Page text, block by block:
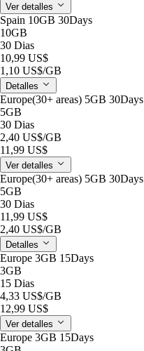
Ver detalles
Spain 10GB 30Days
10GB
30 Dias
10,99 US$
1,10 US$/GB
Detalles
Europe(30+ areas) 5GB 30Days
5GB
30 Dias
2,40 US$/GB
11,99 US$
Ver detalles
Europe(30+ areas) 5GB 30Days
5GB
30 Dias
11,99 US$
2,40 US$/GB
Detalles
Europe 3GB 15Days
3GB
15 Dias
4,33 US$/GB
12,99 US$
Ver detalles
Europe 3GB 15Days